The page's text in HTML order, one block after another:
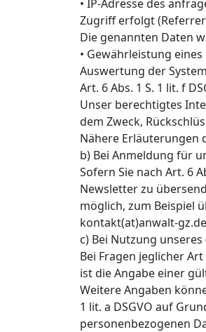
• IP-Adresse des
Zugriff erfolgt
Die genannten Daten
• Gewährleistung
Auswertung der
Art. 6 Abs. 1 S. 1 lit. f
Unser berechtigtes
dem Zweck,
Nähere Erläuterungen
b) Bei Anmeldung für
Sofern Sie nach Art. 6
Newsletter zu
möglich, zum Beispiel
kontakt(at)anwalt-
c) Bei Nutzung
Bei Fragen jeglicher
ist die Angabe einer
Weitere Angaben
1 lit. a DSGVO auf
personenbezogenen